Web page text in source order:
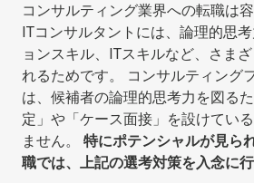
コンサルティング業界への転職は
ITコンサルタントには、論理的思
ョンスキル、ITスキルなど、さま
れるためです。 コンサルティング
は、候補者の論理的思考力を図る
定」や「ケース面接」を設けてい
ません。 特にポテンシャルが見ら
職では、上記の選考対策を入念に